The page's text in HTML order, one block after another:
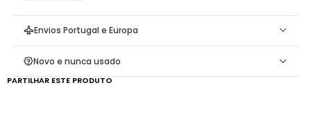
Envios Portugal e Europa
Novo e nunca usado
PARTILHAR ESTE PRODUTO